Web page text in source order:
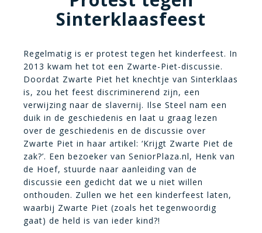
Sinterklaasfeest
Regelmatig is er protest tegen het kinderfeest. In
2013 kwam het tot een Zwarte-Piet-discussie.
Doordat Zwarte Piet het knechtje van Sinterklaas
is, zou het feest discriminerend zijn, een
verwijzing naar de slavernij. Ilse Steel nam een
duik in de geschiedenis en laat u graag lezen
over de geschiedenis en de discussie over
Zwarte Piet in haar artikel: ‘Krijgt Zwarte Piet de
zak?’. Een bezoeker van SeniorPlaza.nl, Henk van
de Hoef, stuurde naar aanleiding van de
discussie een gedicht dat we u niet willen
onthouden. Zullen we het een kinderfeest laten,
waarbij Zwarte Piet (zoals het tegenwoordig
gaat) de held is van ieder kind?!